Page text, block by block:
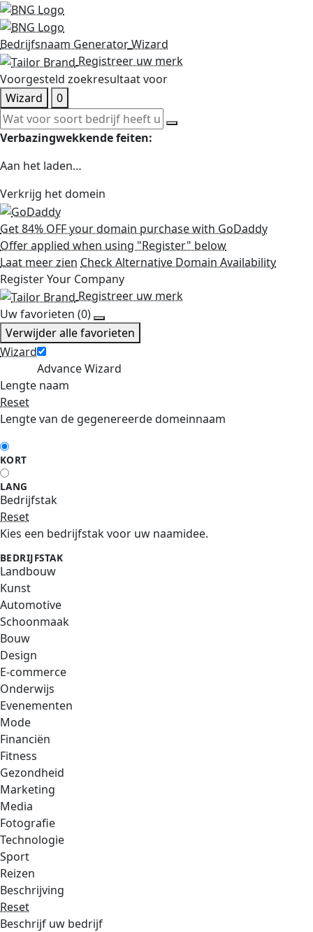
Bedrijfsnaam GeneratorWizard
Registreer uw merk
Voorgesteld zoekresultaat voor
Wizard
0
Verbazingwekkende feiten:
Aan het laden…
Verkrijg het domein
Get 84% OFF your domain purchase with GoDaddy
Offer applied when using "Register" below
Laat meer zien Check Alternative Domain Availability
Register Your Company
Registreer uw merk
Uw favorieten (0)
Verwijder alle favorieten
Wizard
Advance Wizard
Lengte naam
Reset
Lengte van de gegenereerde domeinnaam
KORT
LANG
Bedrijfstak
Reset
Kies een bedrijfstak voor uw naamidee.
BEDRIJFSTAK
Landbouw
Kunst
Automotive
Schoonmaak
Bouw
Design
E-commerce
Onderwijs
Evenementen
Mode
Financiën
Fitness
Gezondheid
Marketing
Media
Fotografie
Technologie
Sport
Reizen
Beschrijving
Reset
Beschrijf uw bedrijf